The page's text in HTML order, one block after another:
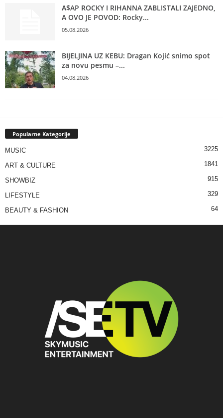
A$AP ROCKY I RIHANNA ZABLISTALI ZAJEDNO,
A OVO JE POVOD: Rocky...
05.08.2026
BIJELJINA UZ KEBU: Dragan Kojić snimo spot
za novu pesmu –...
04.08.2026
Popularne Kategorije
MUSIC 3225
ART & CULTURE 1841
SHOWBIZ 915
LIFESTYLE 329
BEAUTY & FASHION 64